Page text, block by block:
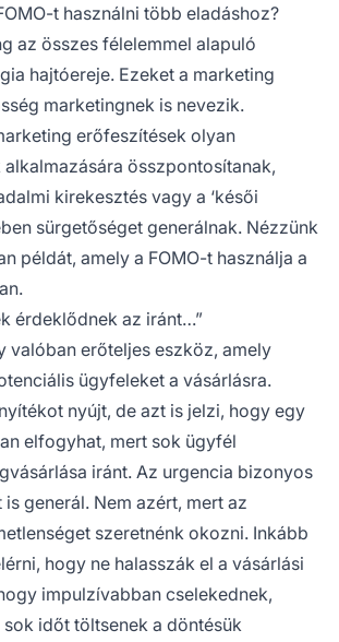
t használni több eladáshoz?
az összes félelemmel alapuló
hajtóereje. Ezeket a marketing
marketingnek is nevezik.
erőfeszítések olyan
összpontosítanak,
kirekesztés vagy a ‘késői
sürgetőséget generálnak. Nézzünk
példát, amely a FOMO-t használja a
érdeklődnek az iránt…”
valóban erőteljes eszköz, amely
ügyfeleket a vásárlásra.
nyújt, de azt is jelzi, hogy egy
elfogyhat, mert sok ügyfél
iránt. Az urgencia bizonyos
generál. Nem azért, mert az
szeretnénk okozni. Inkább
hogy ne halasszák el a vásárlási
impulzívabban cselekednek,
időt töltsenek a döntésük